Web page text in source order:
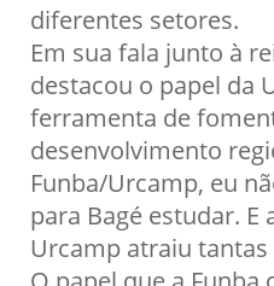
diferentes setores.
Em sua fala junto à
destacou o papel da
ferramenta de
desenvolvimento
Funba/Urcamp, eu
para Bagé estudar.
Urcamp atraiu tantas